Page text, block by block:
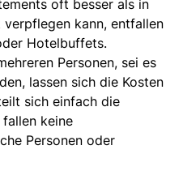
oft besser als in
kann, entfallen
Hotelbuffets.
Personen, sei es
lassen sich die Kosten
sich einfach die
keine
Personen oder